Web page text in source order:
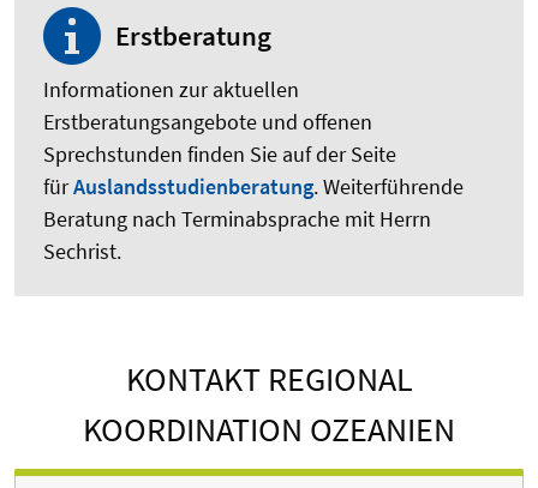
Erstberatung
Informationen zur aktuellen
Erstberatungsangebote und offenen
Sprechstunden finden Sie auf der Seite
fürAuslandsstudienberatung. Weiterführende
Beratung nach Terminabsprache mit Herrn
Sechrist.
KONTAKT REGIONAL
KOORDINATION OZEANIEN